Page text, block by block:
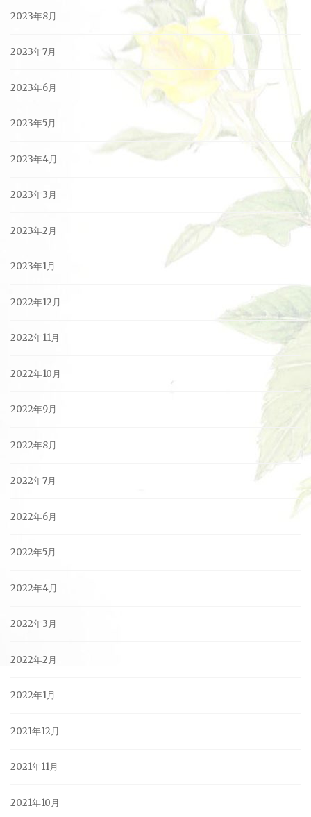
2023年8月
2023年7月
2023年6月
2023年5月
2023年4月
2023年3月
2023年2月
2023年1月
2022年12月
2022年11月
2022年10月
2022年9月
2022年8月
2022年7月
2022年6月
2022年5月
2022年4月
2022年3月
2022年2月
2022年1月
2021年12月
2021年11月
2021年10月